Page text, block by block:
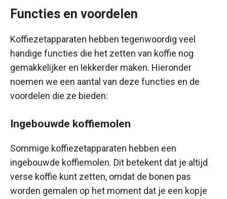
Functies en voordelen
Koffiezetapparaten hebben tegenwoordig veel
handige functies die het zetten van koffie nog
gemakkelijker en lekkerder maken. Hieronder
noemen we een aantal van deze functies en de
voordelen die ze bieden:
Ingebouwde koffiemolen
Sommige koffiezetapparaten hebben een
ingebouwde koffiemolen. Dit betekent dat je altijd
verse koffie kunt zetten, omdat de bonen pas
worden gemalen op het moment dat je een kopje